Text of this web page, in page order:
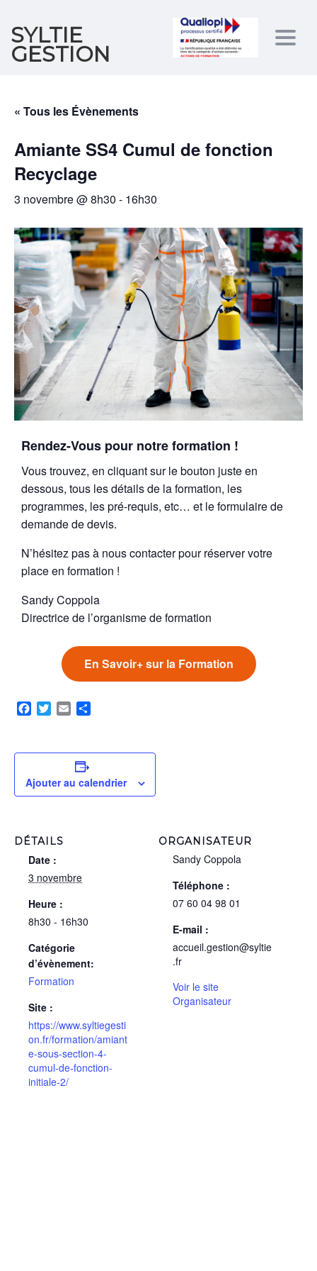
SYLTIE
GESTION
« Tous les Évènements
Amiante SS4 Cumul de fonction
Recyclage
3 novembre @ 8h30 - 16h30
Rendez-Vous pour notre formation !
Vous trouvez, en cliquant sur le bouton juste en
dessous, tous les détails de la formation, les
programmes, les pré-requis, etc… et le formulaire de
demande de devis.
N’hésitez pas à nous contacter pour réserver votre
place en formation !
Sandy Coppola
Directrice de l’organisme de formation
En Savoir+ sur la Formation
Facebook
TwitterEmail
Ajouter au calendrier
DÉTAILS
Date :
3 novembre
Heure :
8h30 - 16h30
Catégorie
d’évènement:
Formation
Site :
https://www.syltiegesti
on.fr/formation/amiant
e-sous-section-4-
cumul-de-fonction-
initiale-2/
ORGANISATEUR
Sandy Coppola
Téléphone :
07 60 04 98 01
E-mail :
accueil.gestion@syltie
.fr
Voir le site
Organisateur